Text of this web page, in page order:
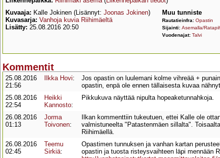
Kuvaaja: Kalle Jokinen (Lisännyt: Joonas Jokinen)
Kuvasarja: Vanhoja kuvia Riihimäeltä
Lisätty: 25.08.2016 20:50
Muu tunniste
Rautatieinfra: Opastin
Sijainti: Asemalla/
Vuodenajat: Talvi
Kommentit
25.08.2016
21:56
Ilkka Hovi:
Jos opastin on luulemani kolme vihreää +
opastin, enpä ole ennen tällaisesta kuvaa
25.08.2016
22:54
Heikki
Kannosto:
Pikkukuva näyttää nipulta hopeaketunnahkoja.
26.08.2016
01:13
Jorma
Toivonen:
Ilkan kommenttiin tukeutuen, ettei Kalle ole
valmistuneelta "Patastenmäen sillalta".
Riihimäellä.
26.08.2016
02:45
Teemu
Sirkiä:
Opastimen tunnuksen ja vanhan kartan
opastin ja tuosta risteysvaihteen läpi mennään